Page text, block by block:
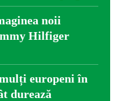
noii
Hilfiger
europeni în
durează